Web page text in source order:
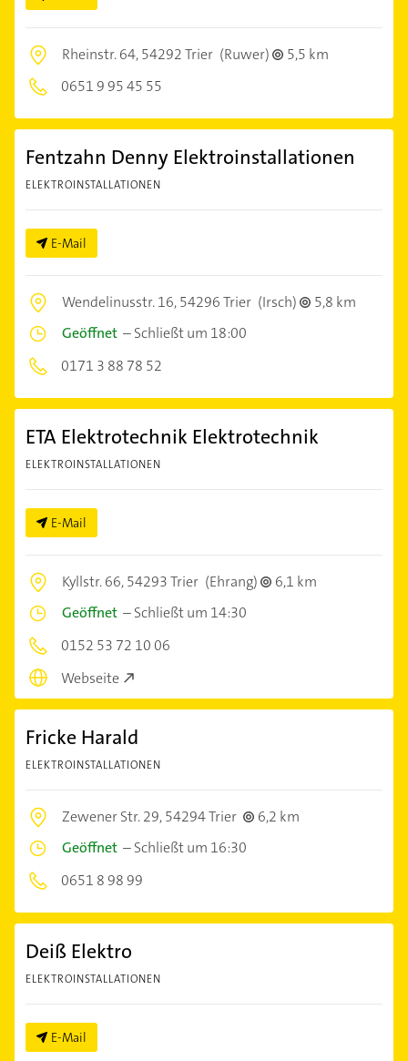
Rheinstr. 64,54292 Trier (Ruwer)
5,5 km
0651 9 95 45 55
Fentzahn Denny Elektroinstallationen
ELEKTROINSTALLATIONEN
E-Mail
Wendelinusstr. 16,54296 Trier (Irsch)
5,8 km
Geöffnet –Schließt um 18:00
0171 3 88 78 52
ETA Elektrotechnik Elektrotechnik
ELEKTROINSTALLATIONEN
E-Mail
Kyllstr. 66,54293 Trier (Ehrang)
6,1 km
Geöffnet –Schließt um 14:30
0152 53 72 10 06
Webseite
Fricke Harald
ELEKTROINSTALLATIONEN
Zewener Str. 29,54294 Trier
6,2 km
Geöffnet –Schließt um 16:30
0651 8 98 99
Deiß Elektro
ELEKTROINSTALLATIONEN
E-Mail